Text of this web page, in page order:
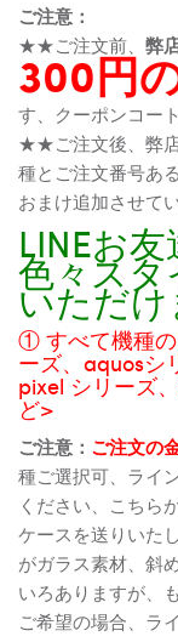
ご注意：
★★ご注文前、 弊
300円
す、クーポンコー
★★ご注文後、弊店
種とご注文番号あ
おまけ追加させて
LINEお
色々ス
いただ
① すべて機種
ーズ、aquosシ
pixel シリーズ
ど>
ご注意： ご注文の
種ご選択可、ライ
ください、こちら
ケースを送りいた
がガラス素材、斜
いろありますが、
ご希望の場合、ラ